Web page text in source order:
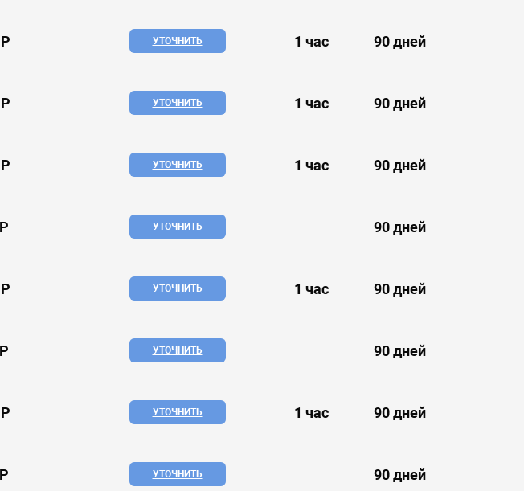
УТОЧНИТЬ 1 час 90 дней
УТОЧНИТЬ 1 час 90 дней
УТОЧНИТЬ 1 час 90 дней
УТОЧНИТЬ 90 дней
УТОЧНИТЬ 1 час 90 дней
УТОЧНИТЬ 90 дней
УТОЧНИТЬ 1 час 90 дней
УТОЧНИТЬ 90 дней